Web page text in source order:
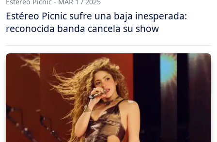
Estéreo Picnic sufre una baja inesperada:
reconocida banda cancela su show